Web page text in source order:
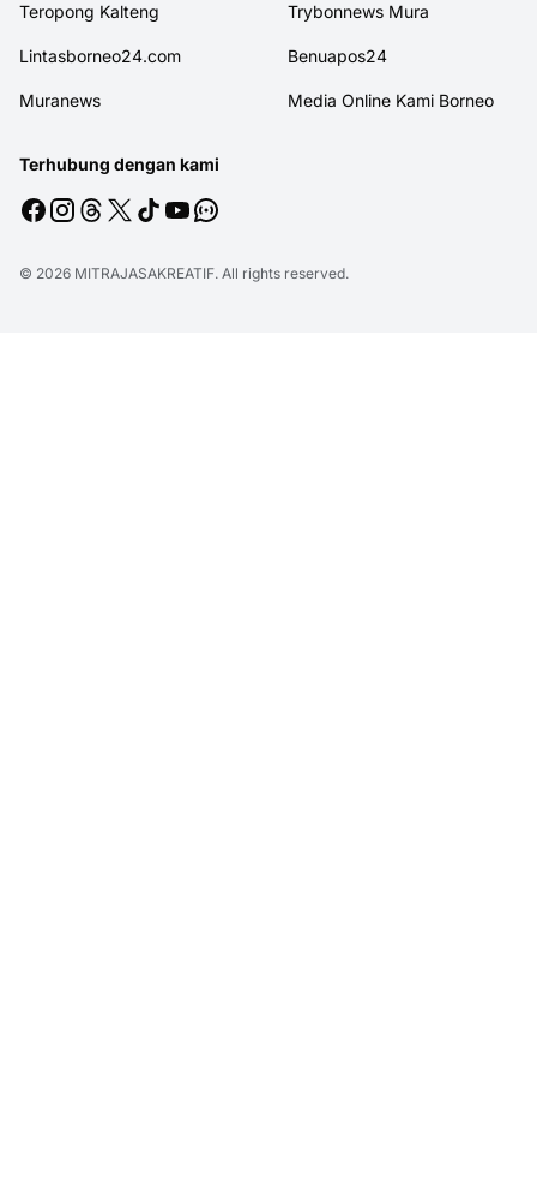
Teropong Kalteng Trybonnews Mura
Lintasborneo24.com Benuapos24
Muranews Media Online Kami Borneo
Terhubung dengan kami
© 2026 MITRAJASAKREATIF. All rights reserved.